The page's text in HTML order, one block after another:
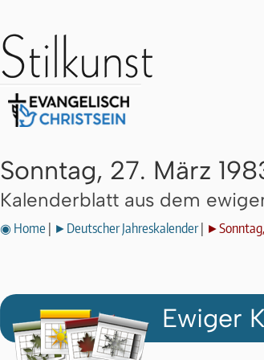
Sonntag, 27. März
Kalenderblatt aus dem
◉ Home ►Deutscher Jahreskalender|
Ewiger